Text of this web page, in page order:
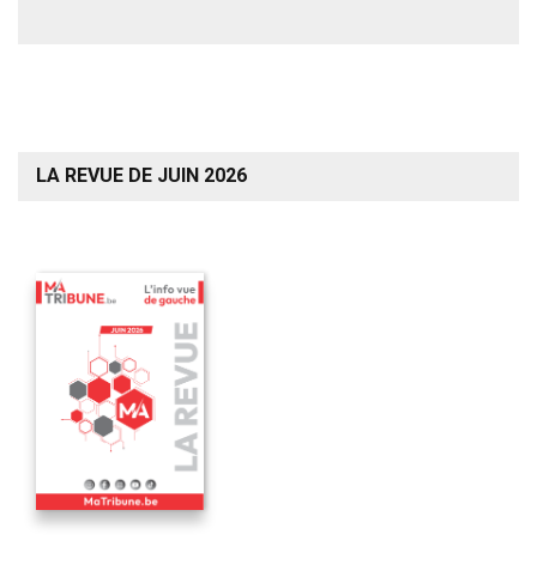
LA REVUE DE JUIN 2026